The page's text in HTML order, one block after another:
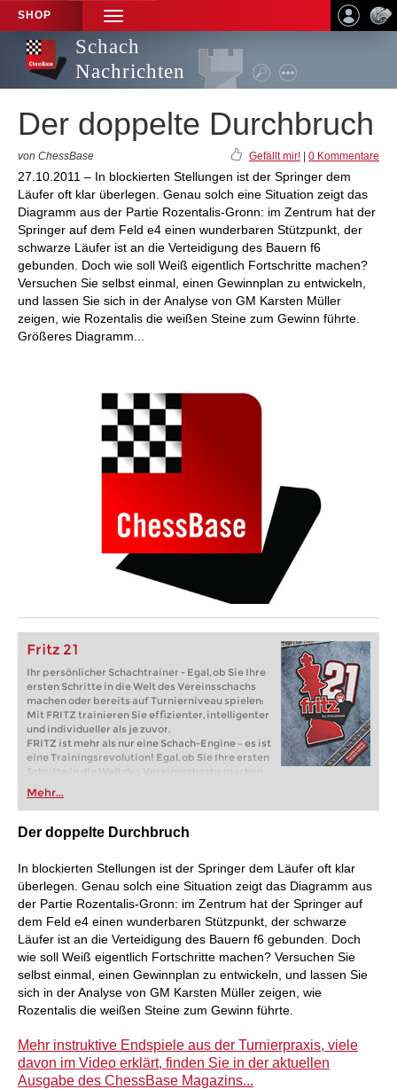
SHOP
TOGGLE
NAVIGATION
Schach
Nachrichten
Der doppelte Durchbruch
von ChessBase Gefällt mir! 0 Kommentare
27.10.2011 – In blockierten Stellungen ist der Springer dem
Läufer oft klar überlegen. Genau solch eine Situation zeigt das
Diagramm aus der Partie Rozentalis-Gronn: im Zentrum hat der
Springer auf dem Feld e4 einen wunderbaren Stützpunkt, der
schwarze Läufer ist an die Verteidigung des Bauern f6
gebunden. Doch wie soll Weiß eigentlich Fortschritte machen?
Versuchen Sie selbst einmal, einen Gewinnplan zu entwickeln,
und lassen Sie sich in der Analyse von GM Karsten Müller
zeigen, wie Rozentalis die weißen Steine zum Gewinn führte.
Größeres Diagramm...
Fritz 21
Ihr persönlicher Schachtrainer - Egal, ob Sie Ihre
ersten Schritte in die Welt des Vereinsschachs
machen oder bereits auf Turnierniveau spielen:
Mit FRITZ trainieren Sie effizienter, intelligenter
und individueller als je zuvor.
FRITZ ist mehr als nur eine Schach-Engine – es ist
eine Trainingsrevolution! Egal, ob Sie Ihre ersten
Schritte in die Welt des Vereinsschachs machen
oder bereits auf Turnierniveau spielen: Mit
FRITZ trainieren Sie effizienter, intelligenter und
individueller als je zuvor.
Mehr...
Der doppelte Durchbruch
In blockierten Stellungen ist der Springer dem Läufer oft klar
überlegen. Genau solch eine Situation zeigt das Diagramm aus
der Partie Rozentalis-Gronn: im Zentrum hat der Springer auf
dem Feld e4 einen wunderbaren Stützpunkt, der schwarze
Läufer ist an die Verteidigung des Bauern f6 gebunden. Doch
wie soll Weiß eigentlich Fortschritte machen? Versuchen Sie
selbst einmal, einen Gewinnplan zu entwickeln, und lassen Sie
sich in der Analyse von GM Karsten Müller zeigen, wie
Rozentalis die weißen Steine zum Gewinn führte.
Mehr instruktive Endspiele aus der Turnierpraxis, viele
davon im Video erklärt, finden Sie in der aktuellen
Ausgabe des ChessBase Magazins...